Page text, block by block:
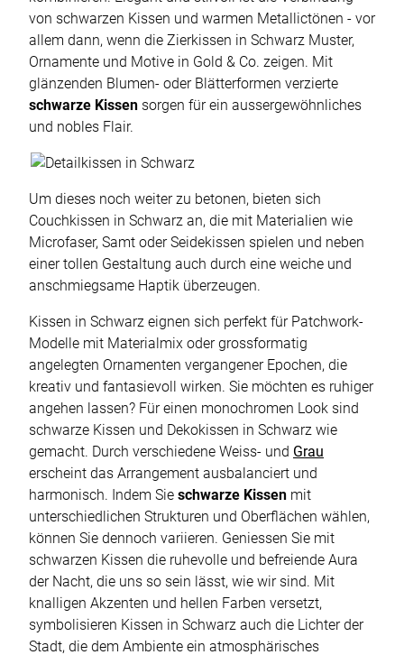
von schwarzen Kissen und warmen Metallictönen - vor
allem dann, wenn die Zierkissen in Schwarz Muster,
Ornamente und Motive in Gold & Co. zeigen. Mit
glänzenden Blumen- oder Blätterformen verzierte
schwarze Kissen sorgen für ein aussergewöhnliches
und nobles Flair.
Um dieses noch weiter zu betonen, bieten sich
Couchkissen in Schwarz an, die mit Materialien wie
Microfaser, Samt oder Seidekissen spielen und neben
einer tollen Gestaltung auch durch eine weiche und
anschmiegsame Haptik überzeugen.
Kissen in Schwarz eignen sich perfekt für Patchwork-
Modelle mit Materialmix oder grossformatig
angelegten Ornamenten vergangener Epochen, die
kreativ und fantasievoll wirken. Sie möchten es ruhiger
angehen lassen? Für einen monochromen Look sind
schwarze Kissen und Dekokissen in Schwarz wie
gemacht. Durch verschiedene Weiss- und Grau
erscheint das Arrangement ausbalanciert und
harmonisch. Indem Sie schwarze Kissen mit
unterschiedlichen Strukturen und Oberflächen wählen,
können Sie dennoch variieren. Geniessen Sie mit
schwarzen Kissen die ruhevolle und befreiende Aura
der Nacht, die uns so sein lässt, wie wir sind. Mit
knalligen Akzenten und hellen Farben versetzt,
symbolisieren Kissen in Schwarz auch die Lichter der
Stadt, die dem Ambiente ein atmosphärisches